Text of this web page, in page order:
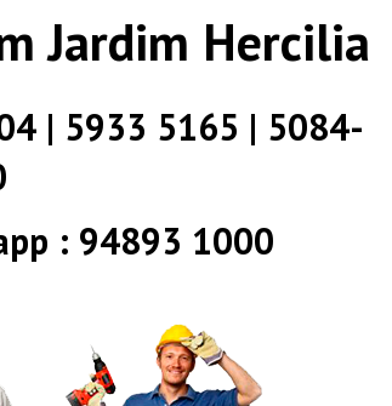
Jardim Hercilia
| 5933 5165 | 5084-
: 94893 1000